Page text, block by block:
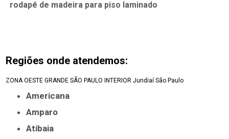
rodapé de madeira para piso laminado
Regiões onde atendemos:
ZONA OESTE GRANDE SÃO PAULO INTERIOR Jundiaí São Paulo
Americana
Amparo
Atibaia